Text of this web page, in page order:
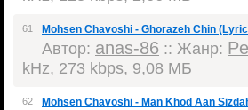
61 Mohsen Chavoshi - Ghorazeh Chin
Автор: anas-86 :: Жанр:
kHz, 273 kbps, 9,08 МБ
62 Mohsen Chavoshi - Man Khod Aan